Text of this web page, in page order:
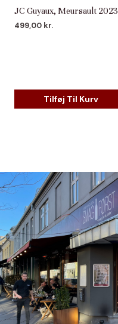
JC Guyaux, Meursault 2023
499,00 kr.
Tilføj Til Kurv